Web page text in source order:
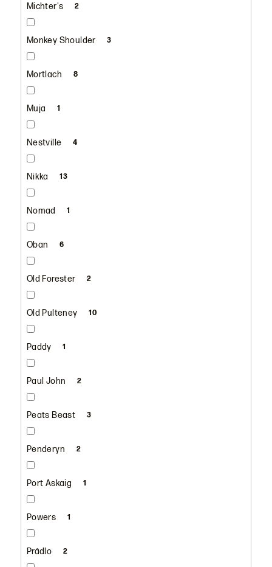
Michter's 2
Monkey Shoulder 3
Mortlach 8
Muja 1
Nestville 4
Nikka 13
Nomad 1
Oban 6
Old Forester 2
Old Pulteney 10
Paddy 1
Paul John 2
Peats Beast 3
Penderyn 2
Port Askaig 1
Powers 1
Prádlo 2